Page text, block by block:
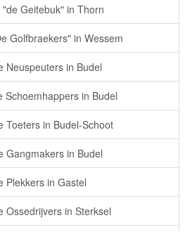
Geitebuk" in Thorn
Golfbraekers" in Wessem
Neuspeuters in Budel
Schoemhappers in Budel
Toeters in Budel-Schoot
Gangmakers in Budel
Plekkers in Gastel
Ossedrijvers in Sterksel